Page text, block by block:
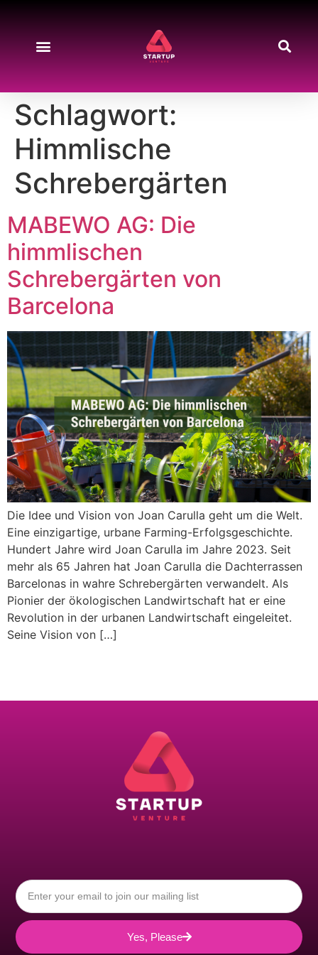
Schlagwort:
Himmlische
Schrebergärten
MABEWO AG: Die
himmlischen
Schrebergärten von
Barcelona
Die Idee und Vision von Joan Carulla geht um die Welt.
Eine einzigartige, urbane Farming-Erfolgsgeschichte.
Hundert Jahre wird Joan Carulla im Jahre 2023. Seit
mehr als 65 Jahren hat Joan Carulla die Dachterrassen
Barcelonas in wahre Schrebergärten verwandelt. Als
Pionier der ökologischen Landwirtschaft hat er eine
Revolution in der urbanen Landwirtschaft eingeleitet.
Seine Vision von […]
Yes, Please